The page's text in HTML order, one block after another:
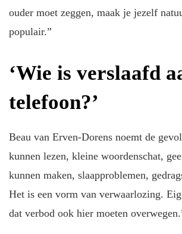
ouder moet zeggen, maak je jezelf
populair.”
‘Wie is verslaafd
telefoon?’
Beau van Erven-Dorens noemt de
kunnen lezen, kleine woordenschat,
kunnen maken, slaapproblemen,
Het is een vorm van verwaarlozing.
dat verbod ook hier moeten